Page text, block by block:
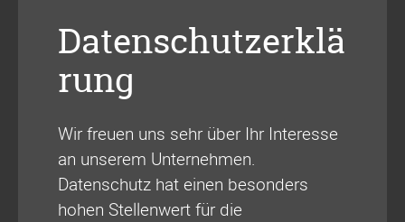
Datenschutzerklä
rung
Wir freuen uns sehr über Ihr Interesse
an unserem Unternehmen.
Datenschutz hat einen besonders
hohen Stellenwert für die